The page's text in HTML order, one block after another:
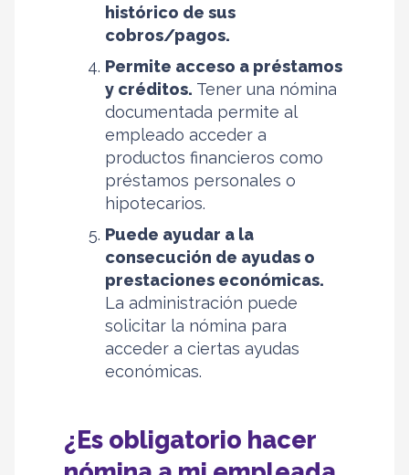
histórico de sus
cobros/pagos.
Permite acceso a préstamos
y créditos. Tener una nómina
documentada permite al
empleado acceder a
productos financieros como
préstamos personales o
hipotecarios.
Puede ayudar a la
consecución de ayudas o
prestaciones económicas.
La administración puede
solicitar la nómina para
acceder a ciertas ayudas
económicas.
¿Es obligatorio hacer